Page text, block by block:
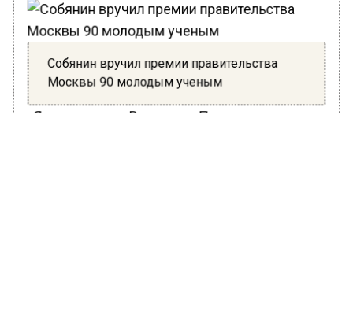
Собянин вручил премии правительства
Москвы 90 молодым ученым
«Я полагаю, что Владимир Путин знал, кто